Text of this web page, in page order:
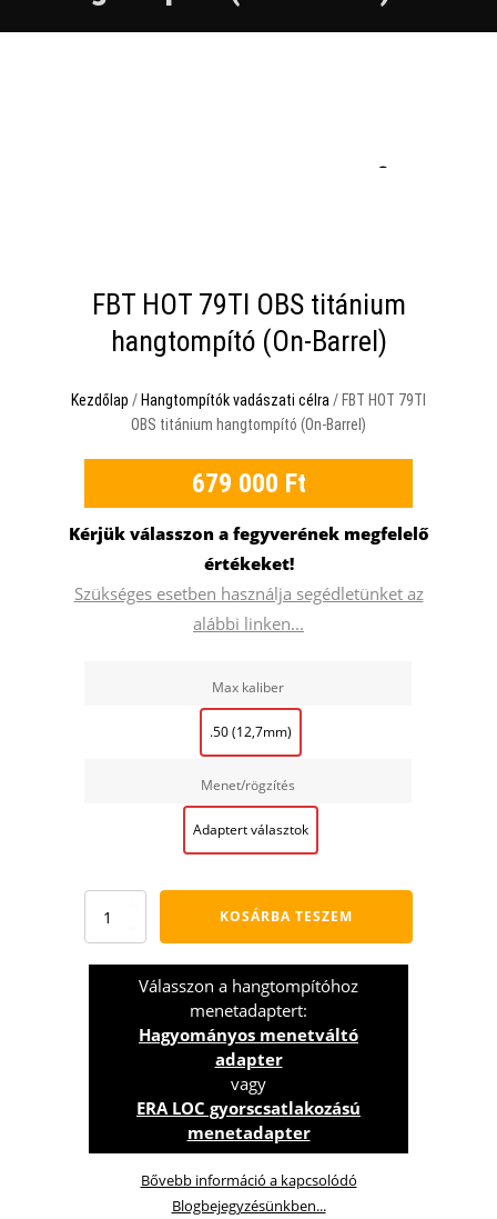
Tisztító- és ápolóeszközök
FBT HOT 79TI OBS titánium
hangtompító (On-Barrel)
Kezdőlap / Hangtompítók vadászati célra / FBT HOT 79TI
OBS titánium hangtompító (On-Barrel)
679 000 Ft
Kérjük válasszon a fegyverének megfelelő
értékeket!
Szükséges esetben használja segédletünket az
alábbi linken...
Max kaliber
.50 (12,7mm)
Menet/rögzítés
Adaptert választok
FBT
hangtompító
KOSÁRBA TESZEM
Válasszon a hangtompítóhoz
menetadaptert:
Hagyományos menetváltó
adapter
vagy
ERA LOC gyorscsatlakozású
menetadapter
Bővebb információ a kapcsolódó
Blogbejegyzésünkben...